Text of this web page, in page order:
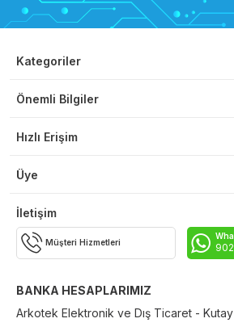
Kategoriler
Önemli Bilgiler
Hızlı Erişim
Üye
İletişim
Müşteri Hizmetleri
BANKA HESAPLARIMIZ
Arkotek Elektronik ve Dış Ticaret - Kutay